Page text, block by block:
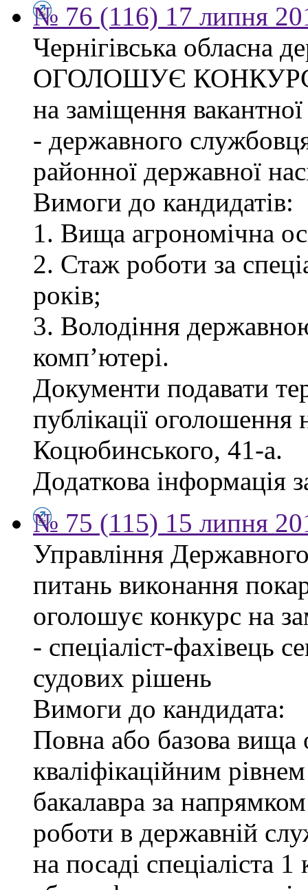
№ 76 (116) 17 липня
Чернігівська обласна
ОГОЛОШУЄ
на заміщення
- державного
районної державної
Вимоги до кандидатів:
1. Вища агрономічна
2. Стаж роботи за
років;
3. Володіння
комп’ютері.
Документи подавати
публікації оголошення
Коцюбинського, 41-а.
Додаткова інформація
№ 75 (115) 15 липня
Управління
питань виконання
оголошує конкурс на
- спеціаліст-фахівець
судових рішень
Вимоги до кандидата:
Повна або базова вища
кваліфікаційним
бакалавра за
роботи в державній
на посаді спеціаліста